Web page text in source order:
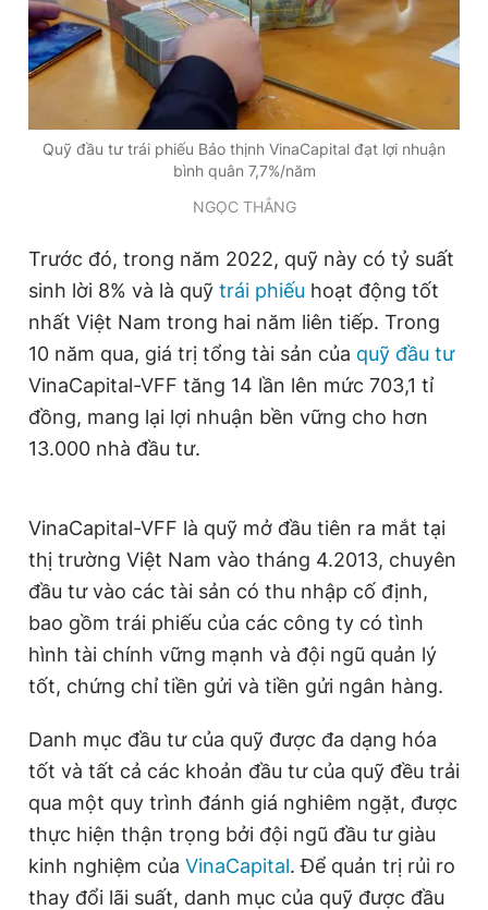
Hotline
0906 645 777
Liên hệ quảng cáo
0908 780 404
Quảng cáo RSS Tòa soạn Chính sách bảo
Tổng biên tập: Nguyễn Ngọc Toàn
Phó tổng biên tập thường trực: Hải Thành
Phó tổng biên tập: Lâm Hiếu Dũng
Tổng thư ký tòa soạn: Đức Trung
Giấy phép xuất bản số 110/GP - BTTTT cấp ngày 24.3.2020
© 2003-2026 Bản quyền thuộc về Báo Thanh Niên. Cấm sao
chép dưới mọi hình thức nếu không có sự chấp thuận bằng văn
bản. Phát triển bởi ePi Technologies, JSC.
Quỹ đầu tư trái phiếu Bảo thịnh VinaCapital đạt lợi nhuận
bình quân 7,7%/năm
NGỌC THẮNG
Trước đó, trong năm 2022, quỹ này có tỷ suất
sinh lời 8% và là quỹ trái phiếu hoạt động tốt
nhất Việt Nam trong hai năm liên tiếp. Trong
10 năm qua, giá trị tổng tài sản của quỹ đầu tư
VinaCapital-VFF tăng 14 lần lên mức 703,1 tỉ
đồng, mang lại lợi nhuận bền vững cho hơn
13.000 nhà đầu tư.
VinaCapital-VFF là quỹ mở đầu tiên ra mắt tại
thị trường Việt Nam vào tháng 4.2013, chuyên
đầu tư vào các tài sản có thu nhập cố định,
bao gồm trái phiếu của các công ty có tình
hình tài chính vững mạnh và đội ngũ quản lý
tốt, chứng chỉ tiền gửi và tiền gửi ngân hàng.
Danh mục đầu tư của quỹ được đa dạng hóa
tốt và tất cả các khoản đầu tư của quỹ đều trải
qua một quy trình đánh giá nghiêm ngặt, được
thực hiện thận trọng bởi đội ngũ đầu tư giàu
kinh nghiệm của VinaCapital. Để quản trị rủi ro
thay đổi lãi suất, danh mục của quỹ được đầu